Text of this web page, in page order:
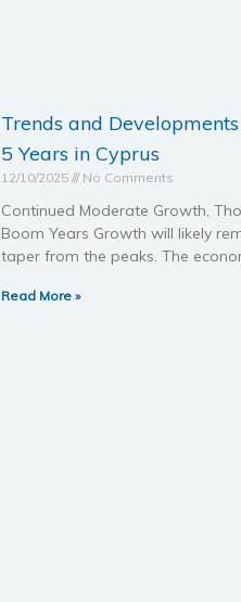
Trends and
5 Years in Cyprus
12/10/2025 No Comments
Continued Moderate Growth,
Boom Years Growth will likely
taper from the peaks. The
Read More »